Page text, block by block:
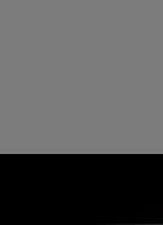
Hírek